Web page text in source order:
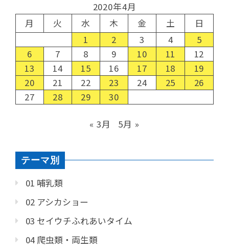
2020年4月
月
火 水 木 金 土
日
1
2 3 4
5
6
7 8 9 10 11
12
13
14 15 16 17 18
19
20
21 22 23 24 25
26
27
28 29 30
« 3月 5月 »
テーマ別
01 哺乳類
02 アシカショー
03 セイウチふれあいタイム
04 爬虫類・両生類